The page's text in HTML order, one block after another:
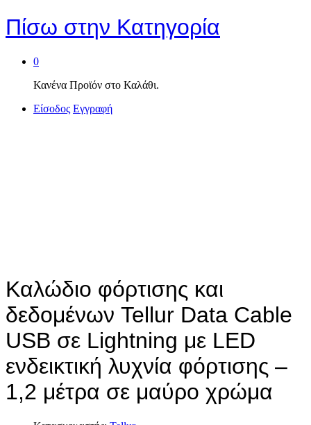
Πίσω στην Κατηγορία
0
Κανένα Προϊόν στο Καλάθι.
Είσοδος Εγγραφή
Καλώδιο φόρτισης και
δεδομένων Tellur Data Cable
USB σε Lightning με LED
ενδεικτική λυχνία φόρτισης –
1,2 μέτρα σε μαύρο χρώμα